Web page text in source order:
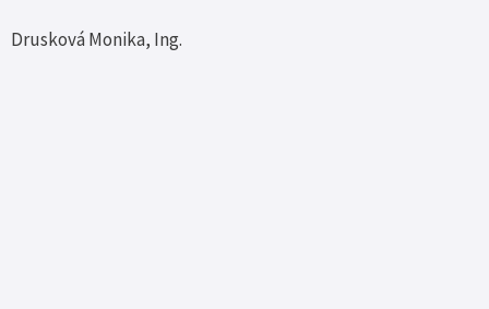
Drusková Monika, Ing.